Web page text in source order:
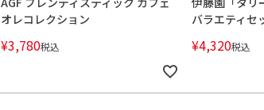
オレコレクション
¥3,780税込
バラエティセ
¥4,320税込